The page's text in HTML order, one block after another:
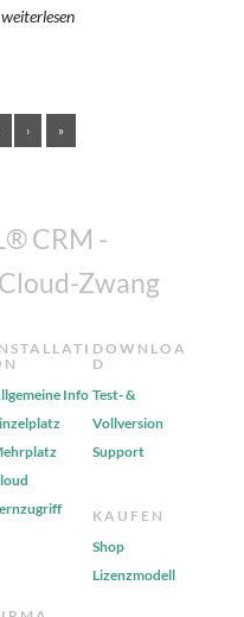
weiterlesen
› »
CRM -
Zwang
Info
DOWNLOA
D
Test- &
Vollversion
Support
KAUFEN
Shop
Lizenzmodell